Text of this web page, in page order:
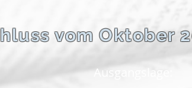
vom Oktober
Ausgangslage: